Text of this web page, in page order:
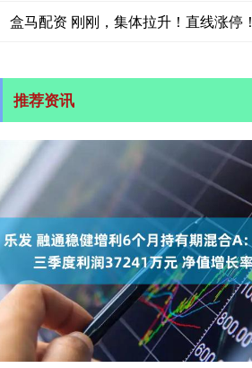
盒马配资 刚刚，集体拉升！直线涨停！
推荐资讯